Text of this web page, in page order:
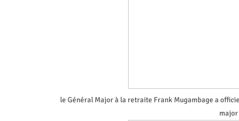
le Général Major à la retraite Frank Mugambage a
major